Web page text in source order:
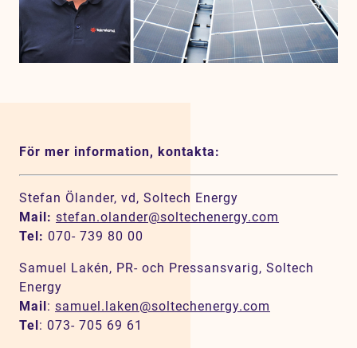
För mer information, kontakta:
Stefan Ölander, vd, Soltech Energy
Mail: stefan.olander@soltechenergy.com
Tel: 070- 739 80 00
Samuel Lakén, PR- och Pressansvarig, Soltech
Energy
Mail: samuel.laken@soltechenergy.com
Tel: 073- 705 69 61